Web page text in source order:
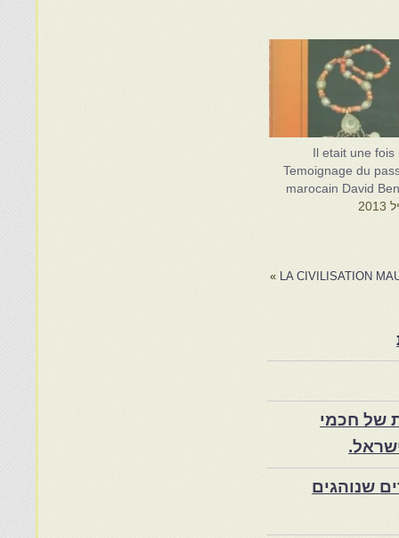
Il etait une fois
Temoignage du
marocain David
LA CIVILISATION
»
של חכמי
שנוהגים